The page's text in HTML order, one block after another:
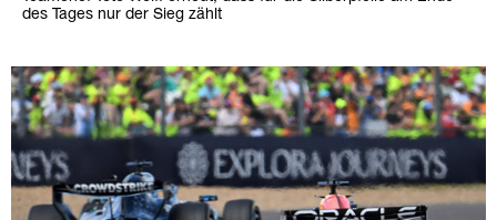
des Tages nur der Sieg zählt